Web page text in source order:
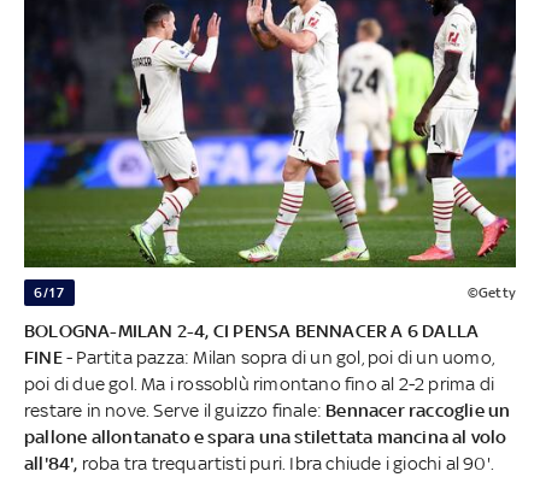
6/17 ©Getty
BOLOGNA-MILAN 2-4, CI PENSA BENNACER A 6 DALLA
FINE- Partita pazza: Milan sopra di un gol, poi di un uomo,
poi di due gol. Ma i rossoblù rimontano fino al 2-2 prima di
restare in nove. Serve il guizzo finale: Bennacer raccoglie un
pallone allontanato e spara una stilettata mancina al volo
all'84', roba tra trequartisti puri. Ibra chiude i giochi al 90'.